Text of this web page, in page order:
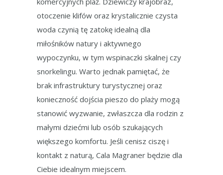
otoczenie klifów oraz krystalicznie czysta
woda czynią tę zatokę idealną dla
miłośników natury i aktywnego
wypoczynku, w tym wspinaczki skalnej czy
snorkelingu. Warto jednak pamiętać, że
brak infrastruktury turystycznej oraz
konieczność dojścia pieszo do plaży mogą
stanowić wyzwanie, zwłaszcza dla rodzin z
małymi dziećmi lub osób szukających
większego komfortu. Jeśli cenisz ciszę i
kontakt z naturą, Cala Magraner będzie dla
Ciebie idealnym miejscem.